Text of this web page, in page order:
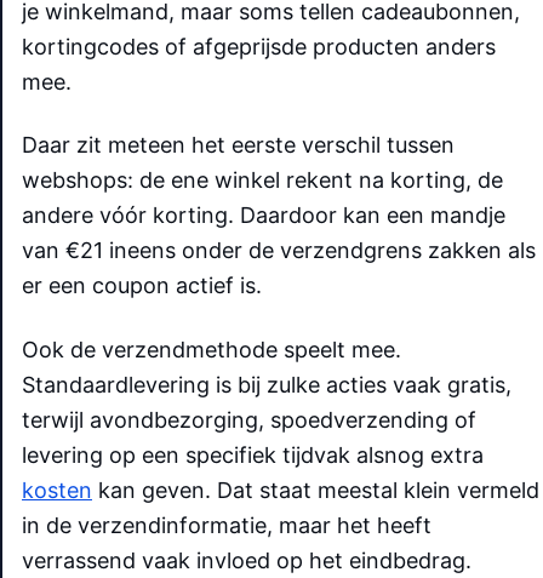
je winkelmand, maar soms tellen cadeaubonnen,
kortingcodes of afgeprijsde producten anders
mee.
Daar zit meteen het eerste verschil tussen
webshops: de ene winkel rekent na korting, de
andere vóór korting. Daardoor kan een mandje
van €21 ineens onder de verzendgrens zakken als
er een coupon actief is.
Ook de verzendmethode speelt mee.
Standaardlevering is bij zulke acties vaak gratis,
terwijl avondbezorging, spoedverzending of
levering op een specifiek tijdvak alsnog extra
kosten kan geven. Dat staat meestal klein vermeld
in de verzendinformatie, maar het heeft
verrassend vaak invloed op het eindbedrag.